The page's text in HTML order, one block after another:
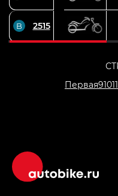
B 2515
Первая91011